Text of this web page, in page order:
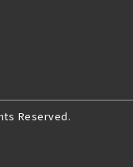
Reserved.